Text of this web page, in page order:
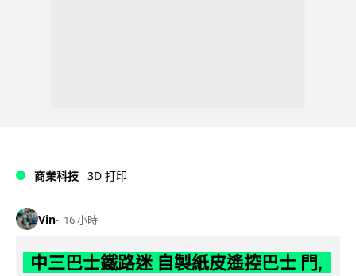
商業科技 3D 打印
Vin 16 小時
中三巴士鐵路迷 自製紙皮遙控巴士 門,